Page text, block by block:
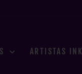
ARTISTAS INK